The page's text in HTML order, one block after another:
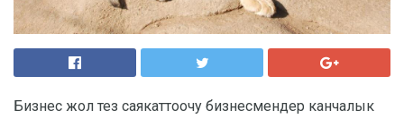
Бизнес жол тез саякаттоочу бизнесмендер канчалык